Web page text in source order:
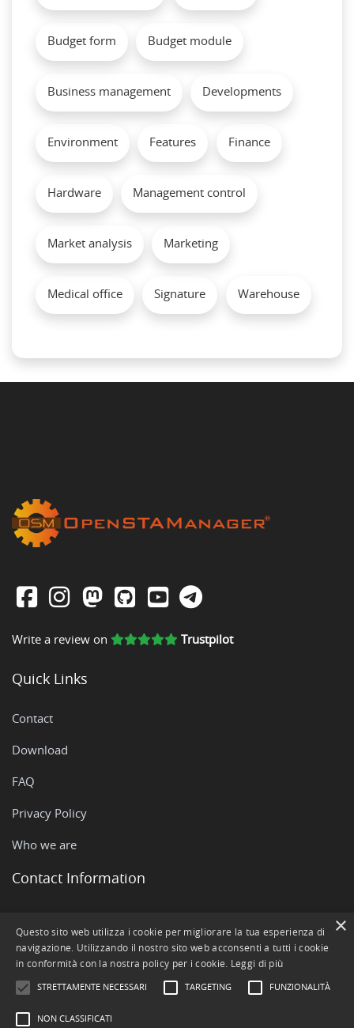
Budget form Budget module
Business management Developments
Environment Features Finance
Hardware Management control
Market analysis Marketing
Medical office Signature Warehouse
Write a review on Trustpilot
Quick Links
Contact
Download
FAQ
Privacy Policy
Who we are
Contact Information
+390429602511
info@openstamanager.com
×
Questo sito web utilizza i cookie per migliorare la tua esperienza di
navigazione. Utilizzando il nostro sito web acconsenti a tutti i cookie
in conformità con la nostra policy per i cookie.
Leggi di più
STRETTAMENTE NECESSARI TARGETING FUNZIONALITÀ
NON CLASSIFICATI